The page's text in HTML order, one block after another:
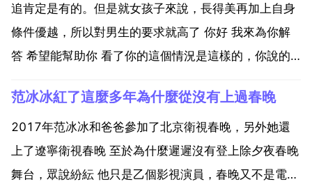
追肯定是有的。但是就女孩子來說，長得美再加上自身
條件優越，所以對男生的要求就高了 你好 我來為你解
答 希望能幫助你 看了你的這個情況是這樣的，你說的
些明星就算自己有了，也不會告訴大家的，這是很自然
的，就是對自己的保護，如果自己不夠紅的時候，也可
以爆出自...
范冰冰紅了這麼多年為什麼從沒有上過春晚
2017年范冰冰和爸爸參加了北京衛視春晚，另外她還
上了遼寧衛視春晚 至於為什麼遲遲沒有登上除夕夜春晚
舞台，眾說紛紜 他只是乙個影視演員，春晚又不是電影